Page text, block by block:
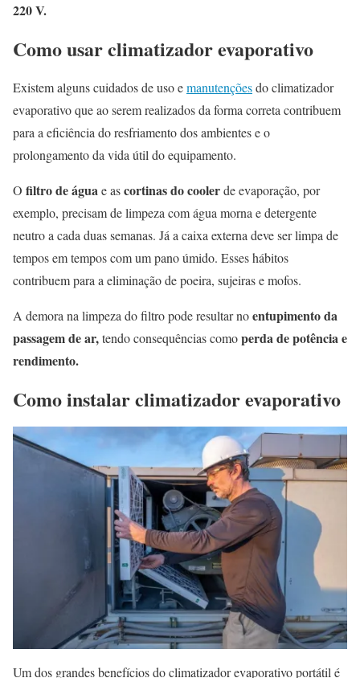
220 V.
Como usar climatizador evaporativo
Existem alguns cuidados de uso emanutençõesdo climatizador
evaporativo que ao serem realizados da forma correta contribuem
para a eficiência do resfriamento dos ambientes e o
prolongamento da vida útil do equipamento.
O filtro de águae ascortinas do coolerde evaporação, por
exemplo, precisam de limpeza com água morna e detergente
neutro a cada duas semanas. Já a caixa externa deve ser limpa de
tempos em tempos com um pano úmido. Esses hábitos
contribuem para a eliminação de poeira, sujeiras e mofos.
A demora na limpeza do filtro pode resultar noentupimento da
passagem de ar,tendo consequências comoperda de potência e
rendimento.
Como instalar climatizador evaporativo
Um dos grandes benefícios do climatizador evaporativo portátil é